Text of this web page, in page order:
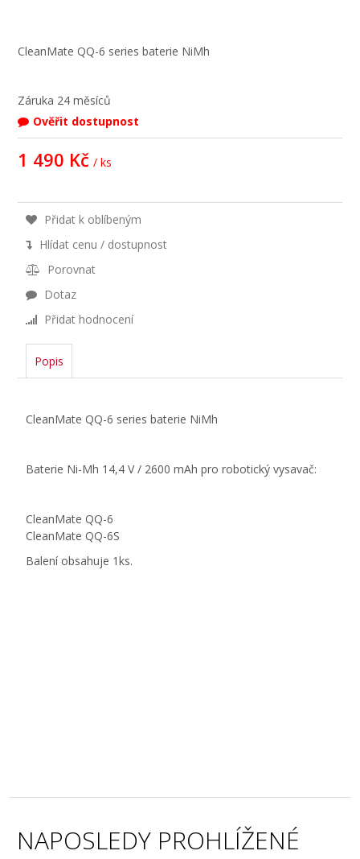
CleanMate QQ-6 series baterie NiMh
Záruka 24 měsíců
Ověřit dostupnost
1 490 Kč / ks
Přidat k oblíbeným
Hlídat cenu / dostupnost
Porovnat
Dotaz
Přidat hodnocení
Popis
CleanMate QQ-6 series baterie NiMh
Baterie Ni-Mh 14,4 V / 2600 mAh pro robotický vysavač:
CleanMate QQ-6
CleanMate QQ-6S
Balení obsahuje 1ks.
NAPOSLEDY PROHLÍŽENÉ